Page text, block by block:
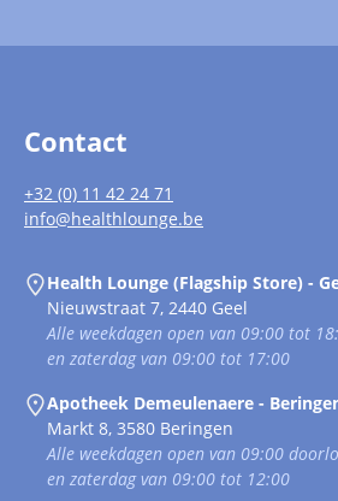
Contact
+32 (0) 11 42 24 71
info@healthlounge.be
Health Lounge (Flagship Store) -
Nieuwstraat 7, 2440 Geel
Alle weekdagen open van 09:00 tot
en zaterdag van 09:00 tot 17:00
Apotheek Demeulenaere -
Markt 8, 3580 Beringen
Alle weekdagen open van 09:00
en zaterdag van 09:00 tot 12:00